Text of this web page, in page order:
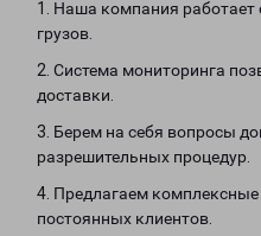
1. Наша компания
грузов.
2. Система мониторинга
доставки.
3. Берем на себя вопросы
разрешительных процедур.
4. Предлагаем
постоянных клиентов.